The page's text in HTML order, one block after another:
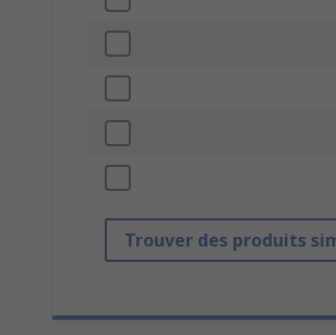
Trouver des produits